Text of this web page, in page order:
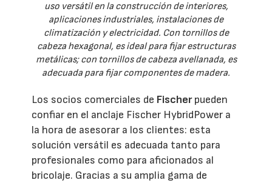
uso versátil en la construcción de interiores,
aplicaciones industriales, instalaciones de
climatización y electricidad. Con tornillos de
cabeza hexagonal, es ideal para fijar estructuras
metálicas; con tornillos de cabeza avellanada, es
adecuada para fijar componentes de madera.
Los socios comerciales de Fischerpueden
confiar en el anclaje Fischer HybridPower a
la hora de asesorar a los clientes: esta
solución versátil es adecuada tanto para
profesionales como para aficionados al
bricolaje. Gracias a su amplia gama de